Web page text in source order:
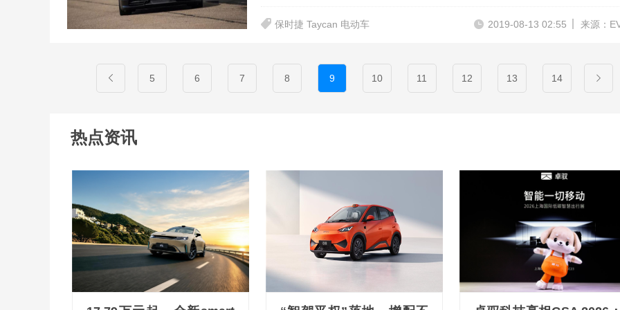
保时捷 Taycan 电动车 来源：
2019-08-13 02:55
5 6 7 8 9 10 11 12 13 14
热点资讯